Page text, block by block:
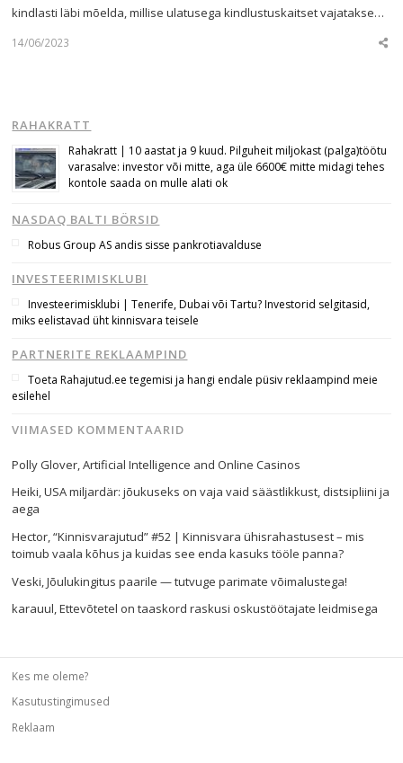
kindlasti läbi mõelda, millise ulatusega kindlustuskaitset vajatakse…
14/06/2023
RAHAKRATT
Rahakratt | 10 aastat ja 9 kuud. Pilguheit miljokast (palga)töötu
varasalve: investor või mitte, aga üle 6600€ mitte midagi tehes
kontole saada on mulle alati ok
NASDAQ BALTI BÖRSID
Robus Group AS andis sisse pankrotiavalduse
INVESTEERIMISKLUBI
Investeerimisklubi | Tenerife, Dubai või Tartu? Investorid selgitasid,
miks eelistavad üht kinnisvara teisele
PARTNERITE REKLAAMPIND
Toeta Rahajutud.ee tegemisi ja hangi endale püsiv reklaampind meie
esilehel
VIIMASED KOMMENTAARID
Polly Glover,Artificial Intelligence and Online Casinos
Heiki,USA miljardär: jõukuseks on vaja vaid säästlikkust, distsipliini ja
aega
Hector,“Kinnisvarajutud” #52 | Kinnisvara ühisrahastusest – mis
toimub vaala kõhus ja kuidas see enda kasuks tööle panna?
Veski,Jõulukingitus paarile — tutvuge parimate võimalustega!
karauul,Ettevõtetel on taaskord raskusi oskustöötajate leidmisega
Kes me oleme?
Kasutustingimused
Reklaam